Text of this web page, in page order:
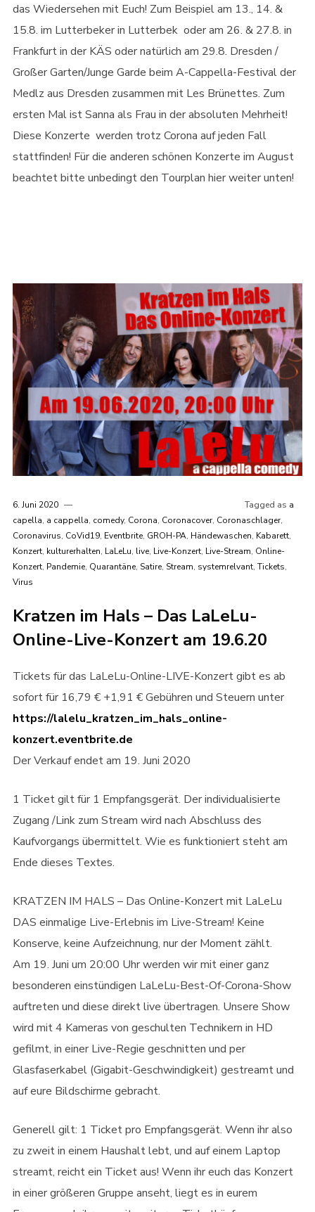
das Wiedersehen mit Euch! Zum Beispiel am 13., 14. &
15.8. im Lutterbeker in Lutterbek oder am 26. & 27.8. in
Frankfurt in der KÄS oder natürlich am 29.8. Dresden /
Großer Garten/Junge Garde beim A-Cappella-Festival der
Medlz aus Dresden zusammen mit Les Brünettes. Zum
ersten Mal ist Sanna als Frau in der absoluten Mehrheit!
Diese Konzerte werden trotz Corona auf jeden Fall
stattfinden! Für die anderen schönen Konzerte im August
beachtet bitte unbedingt den Tourplan hier weiter unten!
6. Juni 2020 Tagged as a
capella, a cappella, comedy, Corona, Coronacover, Coronaschlager,
Coronavirus, CoVid19, Eventbrite, GROH-PA, Händewaschen, Kabarett,
Konzert, kulturerhalten, LaLeLu, live, Live-Konzert, Live-Stream, Online-
Konzert, Pandemie, Quarantäne, Satire, Stream, systemrelvant, Tickets,
Virus
Kratzen im Hals – Das LaLeLu-
Online-Live-Konzert am 19.6.20
Tickets für das LaLeLu-Online-LIVE-Konzert gibt es ab
sofort für 16,79 € +1,91 € Gebühren und Steuern unter
https://lalelu_kratzen_im_hals_online-
konzert.eventbrite.de
Der Verkauf endet am 19. Juni 2020
1 Ticket gilt für 1 Empfangsgerät. Der individualisierte
Zugang /Link zum Stream wird nach Abschluss des
Kaufvorgangs übermittelt. Wie es funktioniert steht am
Ende dieses Textes.
KRATZEN IM HALS – Das Online-Konzert mit LaLeLu
DAS einmalige Live-Erlebnis im Live-Stream! Keine
Konserve, keine Aufzeichnung, nur der Moment zählt.
Am 19. Juni um 20:00 Uhr werden wir mit einer ganz
besonderen einstündigen LaLeLu-Best-Of-Corona-Show
auftreten und diese direkt live übertragen. Unsere Show
wird mit 4 Kameras von geschulten Technikern in HD
gefilmt, in einer Live-Regie geschnitten und per
Glasfaserkabel (Gigabit-Geschwindigkeit) gestreamt und
auf eure Bildschirme gebracht.
Generell gilt: 1 Ticket pro Empfangsgerät. Wenn ihr also
zu zweit in einem Haushalt lebt, und auf einem Laptop
streamt, reicht ein Ticket aus! Wenn ihr euch das Konzert
in einer größeren Gruppe anseht, liegt es in eurem